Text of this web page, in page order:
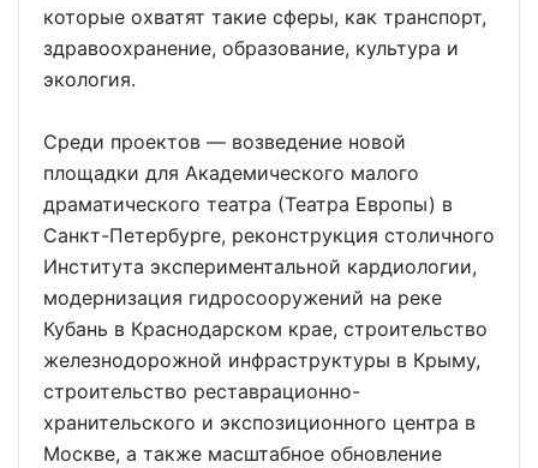
которые охватят такие сферы, как транспорт,
здравоохранение, образование, культура и
экология.
Среди проектов — возведение новой
площадки для Академического малого
драматического театра (Театра Европы) в
Санкт-Петербурге, реконструкция столичного
Института экспериментальной кардиологии,
модернизация гидросооружений на реке
Кубань в Краснодарском крае, строительство
железнодорожной инфраструктуры в Крыму,
строительство реставрационно-
хранительского и экспозиционного центра в
Москве, а также масштабное обновление